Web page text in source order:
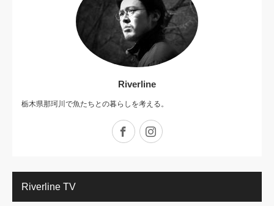
Riverline
栃木県那珂川で魚たちとの暮らしを考える。
FacebookInstagram
Riverline TV